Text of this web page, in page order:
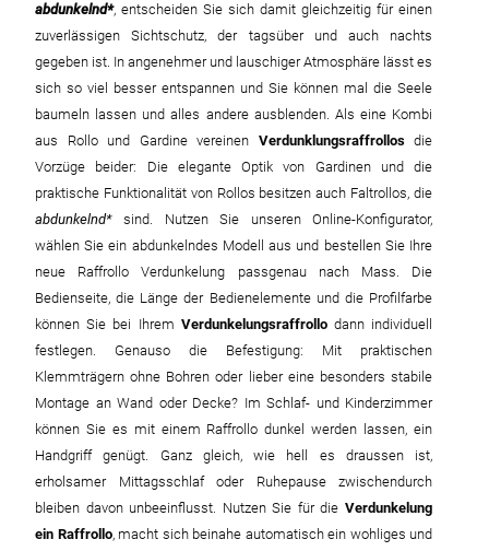
abdunkelnd , entscheiden Sie sich damit gleichzeitig für einen
zuverlässigen Sichtschutz, der tagsüber und auch nachts
gegeben ist. In angenehmer und lauschiger Atmosphäre lässt es
sich so viel besser entspannen und Sie können mal die Seele
baumeln lassen und alles andere ausblenden. Als eine Kombi
aus Rollo und Gardine vereinen Verdunklungsraffrollosdie
Vorzüge beider: Die elegante Optik von Gardinen und die
praktische Funktionalität von Rollos besitzen auch Faltrollos, die
abdunkelnd
sind. Nutzen Sie unseren Online-Konfigurator,
wählen Sie ein abdunkelndes Modell aus und bestellen Sie Ihre
neue Raffrollo Verdunkelung passgenau nach Mass. Die
Bedienseite, die Länge der Bedienelemente und die Profilfarbe
können Sie bei Ihrem Verdunkelungsraffrollodann individuell
festlegen. Genauso die Befestigung: Mit praktischen
Klemmträgern ohne Bohren oder lieber eine besonders stabile
Montage an Wand oder Decke? Im Schlaf- und Kinderzimmer
können Sie es mit einem Raffrollo dunkel werden lassen, ein
Handgriff genügt. Ganz gleich, wie hell es draussen ist,
erholsamer Mittagsschlaf oder Ruhepause zwischendurch
bleiben davon unbeeinflusst. Nutzen Sie für die Verdunkelung
ein Raffrollo, macht sich beinahe automatisch ein wohliges und